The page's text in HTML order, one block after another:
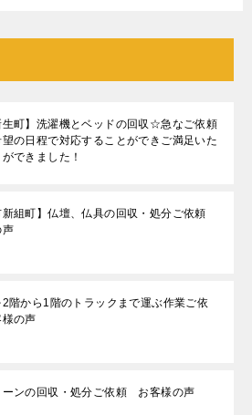
生町】洗濯機とベッドの回収☆急なご依頼
の日程で対応することができご満足いた
できました！
新組町】仏壇、仏具の回収・処分ご依頼
声
階から1階のトラックまで運ぶ作業ご依
の声
ーンの回収・処分ご依頼 お客様の声